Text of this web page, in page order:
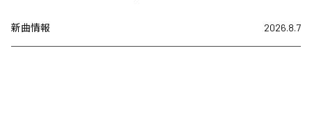
新曲情報 2026.8.7